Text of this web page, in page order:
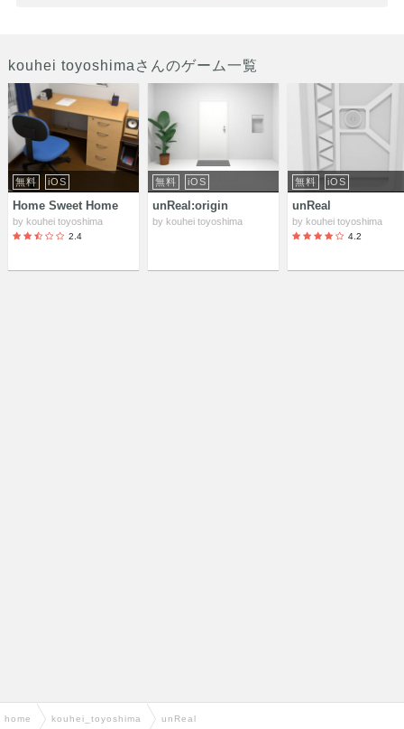
kouhei toyoshimaさんのゲーム一覧
無料 iOS
Home Sweet Home
by kouhei toyoshima
2.4
無料 iOS
unReal:origin
by kouhei toyoshima
無料 iOS
unReal
by kouhei toyoshima
4.2
home › kouhei_toyoshima › unReal